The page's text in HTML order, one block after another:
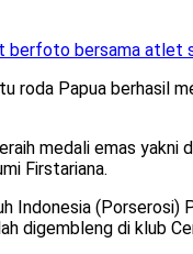
berfoto bersama atlet
roda Papua berhasil
medali emas yakni
Firstariana.
Indonesia
digembleng di klub